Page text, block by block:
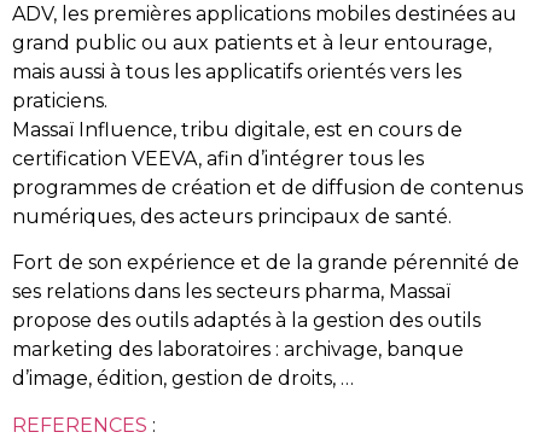
ADV, les premières applications mobiles destinées au
grand public ou aux patients et à leur entourage,
mais aussi à tous les applicatifs orientés vers les
praticiens.
Massaï Influence, tribu digitale, est en cours de
certification VEEVA, afin d’intégrer tous les
programmes de création et de diffusion de contenus
numériques, des acteurs principaux de santé.
Fort de son expérience et de la grande pérennité de
ses relations dans les secteurs pharma, Massaï
propose des outils adaptés à la gestion des outils
marketing des laboratoires : archivage, banque
d’image, édition, gestion de droits, …
REFERENCES :